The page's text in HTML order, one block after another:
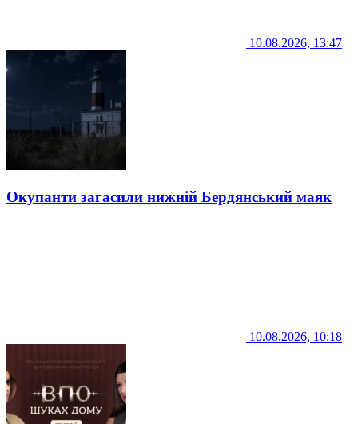
10.08.2026, 13:47
Окупанти загасили нижній Бердянський маяк
10.08.2026, 10:18